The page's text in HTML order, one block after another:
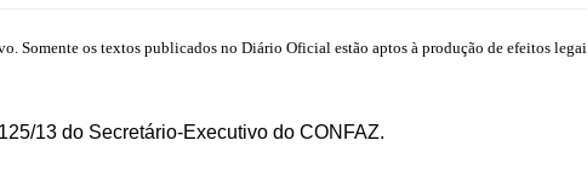
Somente os textos publicados no Diário Oficial estão aptos à produção de efeitos
13 do Secretário-Executivo do CONFAZ.